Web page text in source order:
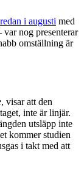
redan i augusti med
var nog presenterar
omställning är
, visar att den
inte är linjär.
utsläpp inte
kommer studien
i takt med att